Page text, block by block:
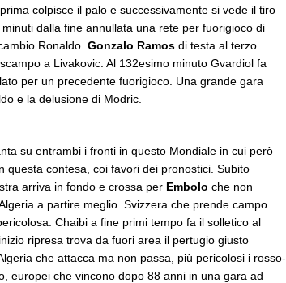
prima colpisce il palo e successivamente si vede il tiro
dalla fine annullata una rete per fuorigioco di
Ronaldo. Gonzalo Ramos di testa al terzo
a Livakovic. Al 132esimo minuto Gvardiol fa
per un precedente fuorigioco. Una grande gara
e la delusione di Modric.
su entrambi i fronti in questo Mondiale in cui però
questa contesa, coi favori dei pronostici. Subito
arriva in fondo e crossa per Embolo che non
a partire meglio. Svizzera che prende campo
Chaibi a fine primi tempo fa il solletico al
ripresa trova da fuori area il pertugio giusto
che attacca ma non passa, più pericolosi i rosso-
europei che vincono dopo 88 anni in una gara ad